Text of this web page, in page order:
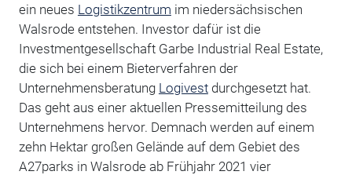
ein neues Logistikzentrum im niedersächsischen
Walsrode entstehen. Investor dafür ist die
Investmentgesellschaft Garbe Industrial Real Estate,
die sich bei einem Bieterverfahren der
Unternehmensberatung Logivestdurchgesetzt hat.
Das geht aus einer aktuellen Pressemitteilung des
Unternehmens hervor. Demnach werden auf einem
zehn Hektar großen Gelände auf dem Gebiet des
A27parks in Walsrode ab Frühjahr 2021 vier